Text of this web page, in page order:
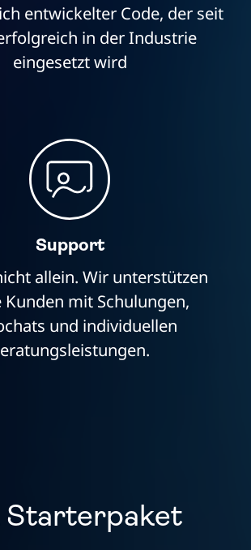
entwickelter Code, der seit
in der Industrie
eingesetzt wird
Support
allein. Wir unterstützen
Kunden mit Schulungen,
und individuellen
Starterpaket